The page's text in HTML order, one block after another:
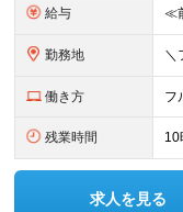
給与
勤務地
働き方 フ
残業時間 10
求人を見る